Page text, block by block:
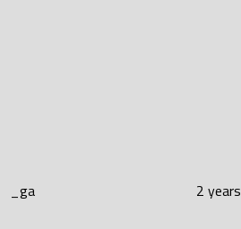
_ga 2 years